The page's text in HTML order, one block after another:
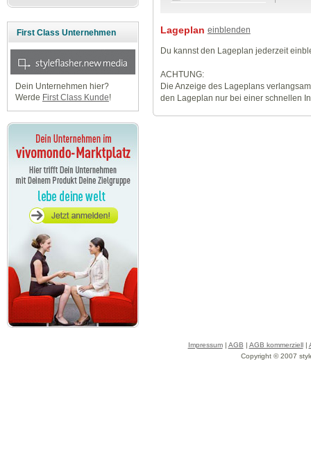
First Class Unternehmen
Dein Unternehmen hier?
Werde First Class Kunde!
Lageplan einblenden
Du kannst den Lageplan jederzeit
ACHTUNG:
Die Anzeige des Lageplans
den Lageplan nur bei einer schnellen
Impressum| AGB | AGB kommerziell|
Copyright © 2007